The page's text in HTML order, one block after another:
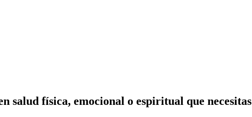
salud física, emocional o espiritual que necesitas